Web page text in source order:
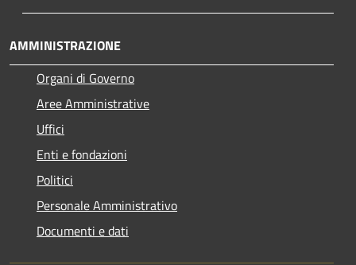
AMMINISTRAZIONE
Organi di Governo
Aree Amministrative
Uffici
Enti e fondazioni
Politici
Personale Amministrativo
Documenti e dati